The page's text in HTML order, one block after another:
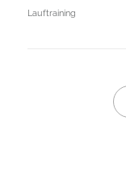
Lauftraining